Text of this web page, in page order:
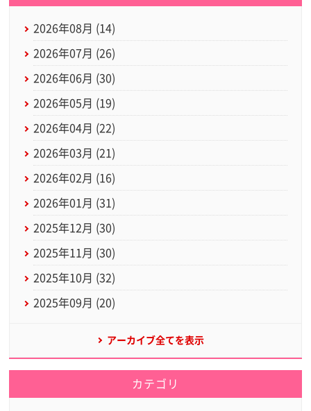
2026年08月 (14)
2026年07月 (26)
2026年06月 (30)
2026年05月 (19)
2026年04月 (22)
2026年03月 (21)
2026年02月 (16)
2026年01月 (31)
2025年12月 (30)
2025年11月 (30)
2025年10月 (32)
2025年09月 (20)
アーカイブ全てを表示
カテゴリ